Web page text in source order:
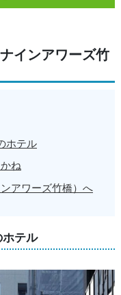
インアワーズ竹
ホテル
ね
アワーズ竹橋）へ
テル